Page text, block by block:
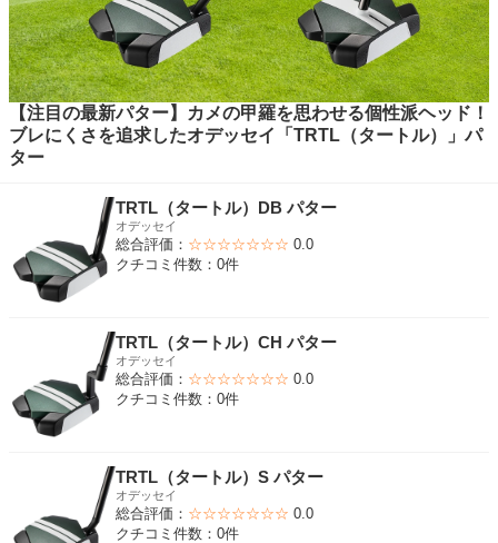
【注目の最新パター】カメの甲羅を思わせる個性派ヘッド！
ブレにくさを追求したオデッセイ「TRTL（タートル）」パ
ター
TRTL（タートル）DB パター
オデッセイ
総合評価： ☆☆☆☆☆☆☆ 0.0
クチコミ件数：0件
TRTL（タートル）CH パター
オデッセイ
総合評価： ☆☆☆☆☆☆☆ 0.0
クチコミ件数：0件
TRTL（タートル）S パター
オデッセイ
総合評価： ☆☆☆☆☆☆☆ 0.0
クチコミ件数：0件